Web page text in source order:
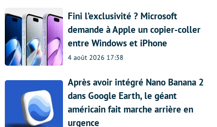
Fini l’exclusivité ? Microsoft
demande à Apple un copier-coller
entre Windows et iPhone
4 août 2026 17:38
Après avoir intégré Nano Banana 2
dans Google Earth, le géant
américain fait marche arrière en
urgence